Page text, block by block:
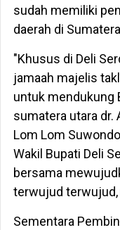
sudah memiliki
daerah di
"Khusus di Deli
jamaah majelis
untuk mendukung
sumatera utara dr.
Lom Lom
Wakil Bupati Deli
bersama
terwujud terwujud,
Sementara